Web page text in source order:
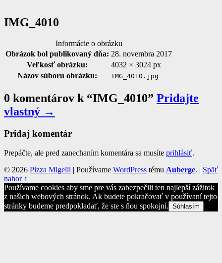
IMG_4010
Informácie o obrázku
Obrázok bol publikovaný dňa: 28. novembra 2017
Veľkosť obrázku:
4032 × 3024 px
Názov súboru obrázku:
IMG_4010.jpg
0 komentárov k “IMG_4010” Pridajte
vlastný →
Pridaj komentár
Prepáčte, ale pred zanechaním komentára sa musíte prihlásiť.
© 2026 Pizza Migelli | Používame WordPress tému Auberge. | Späť
nahor ↑
Používame cookies aby sme pre vás zabezpečili ten najlepší zážitok
z našich webových stránok. Ak budete pokračovať v používaní tejto
stránky budeme predpokladať, že ste s ňou spokojní. Súhlasím